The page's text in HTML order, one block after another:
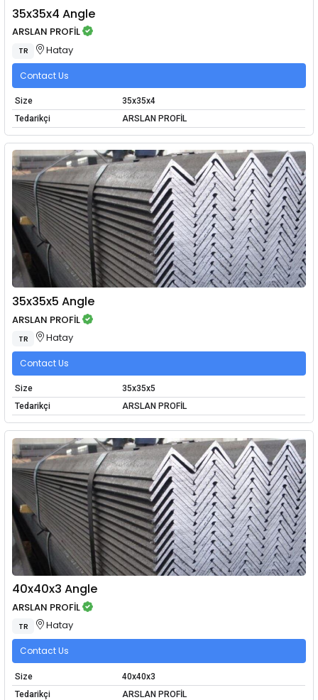
35x35x4 Angle
ARSLAN PROFİL
TR Hatay
Contact Us
Size
35x35x4
Tedarikçi
ARSLAN PROFİL
35x35x5 Angle
ARSLAN PROFİL
TR Hatay
Contact Us
Size
35x35x5
Tedarikçi
ARSLAN PROFİL
40x40x3 Angle
ARSLAN PROFİL
TR Hatay
Contact Us
Size
40x40x3
Tedarikçi
ARSLAN PROFİL